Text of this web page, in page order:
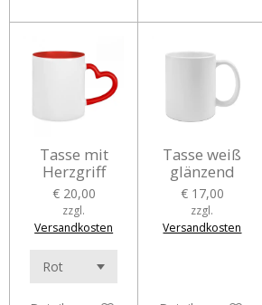
Tasse mit
Herzgriff
€ 20,00
zzgl.
Versandkosten
Tasse weiß
glänzend
€ 17,00
zzgl.
Versandkosten